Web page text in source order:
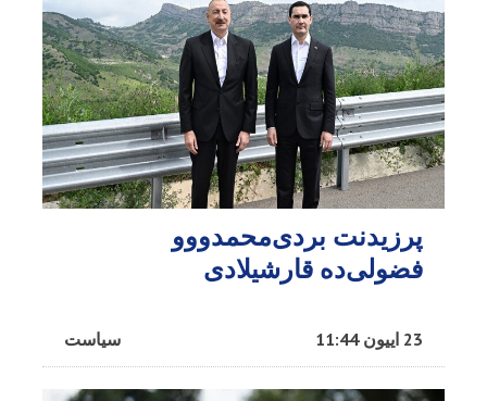
پرزیدنت بردی‌محمدووو
فضولی‌ده قارشیلادی
سیاست 23 اییون 11:44